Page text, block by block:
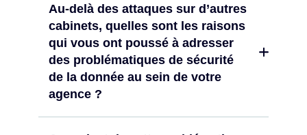
Au-delà des attaques sur d’autres
cabinets, quelles sont les raisons
qui vous ont poussé à adresser
des problématiques de sécurité
de la donnée au sein de votre
agence ?